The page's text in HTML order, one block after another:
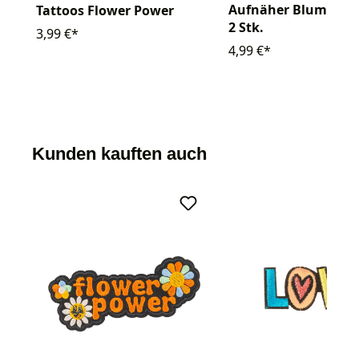
Tattoos Flower Power
3,99 €*
Aufnäher Blume
2 Stk.
4,99 €*
Kunden kauften auch